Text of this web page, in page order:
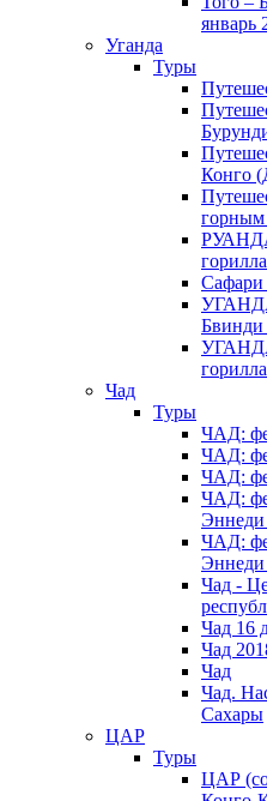
январь
Уганда
Туры
Конго
горным
Сафари
Бвинди
Чад
Туры
ЧАД:
ЧАД:
ЧАД:
ЧАД:
Эннеди
ЧАД:
Эннеди
Чад -
Чад 16
Чад
Чад
Чад.
Сахары
ЦАР
Туры
ЦАР